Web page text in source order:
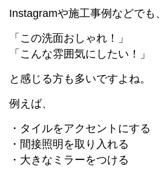
Instagramや施工事例などでも、
「この洗面おしゃれ！」
「こんな雰囲気にしたい！」
と感じる方も多いですよね。
例えば、
・タイルをアクセントにする
・間接照明を取り入れる
・大きなミラーをつける